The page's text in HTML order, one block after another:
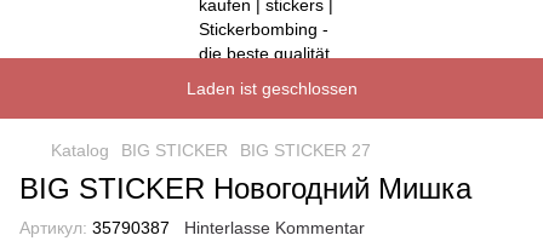
Laden ist geschlossen
Katalog BIG STICKER BIG STICKER 27
BIG STICKER Новогодний Мишка
Артикул: 35790387 Hinterlasse Kommentar